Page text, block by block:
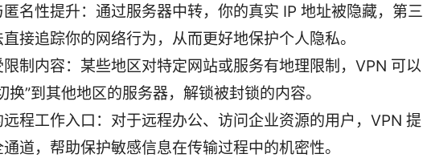
名性提升：通过服务器中转，你的真实 IP 地址被隐藏，第三
接追踪你的网络行为，从而更好地保护个人隐私。
制内容：某些地区对特定网站或服务有地理限制，VPN 可以
换”到其他地区的服务器，解锁被封锁的内容。
程工作入口：对于远程办公、访问企业资源的用户，VPN 提
道，帮助保护敏感信息在传输过程中的机密性。